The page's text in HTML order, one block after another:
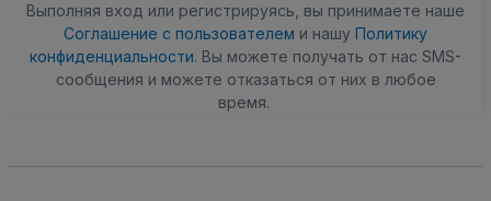
Выполняя вход или регистрируясь, вы принимаете наше
Соглашение с пользователем и нашу Политику
конфиденциальности. Вы можете получать от нас SMS-
сообщения и можете отказаться от них в любое
время.